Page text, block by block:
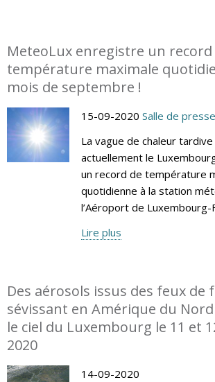
MeteoLux enregistre un record
température maximale
mois de septembre !
15-09-2020 Salle de presse
La vague de chaleur
actuellement le
un record de température
quotidienne à la station
l’Aéroport de Luxembourg-
Lire plus
Des aérosols issus des feux de
sévissant en Amérique du
le ciel du Luxembourg le 11 et
2020
14-09-2020